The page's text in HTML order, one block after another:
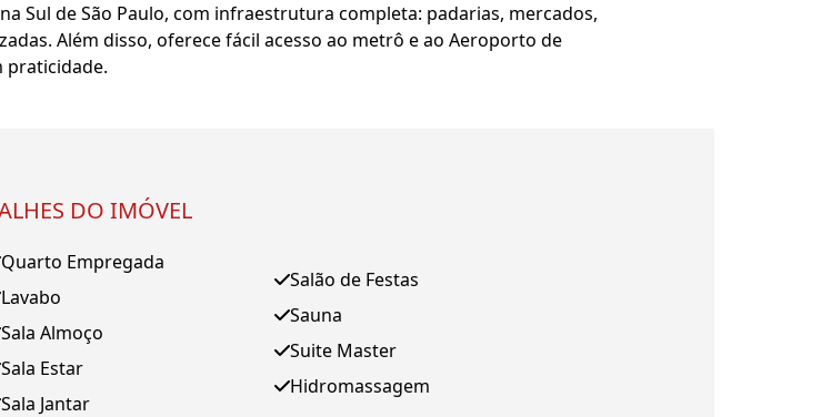
Sul de São Paulo, com infraestrutura completa: padarias, mercados,
Além disso, oferece fácil acesso ao metrô e ao Aeroporto de
praticidade.
DO IMÓVEL
Quarto Empregada
Lavabo
Sala Almoço
Sala Estar
Sala Jantar
Salão de Festas
Sauna
Suite Master
Hidromassagem